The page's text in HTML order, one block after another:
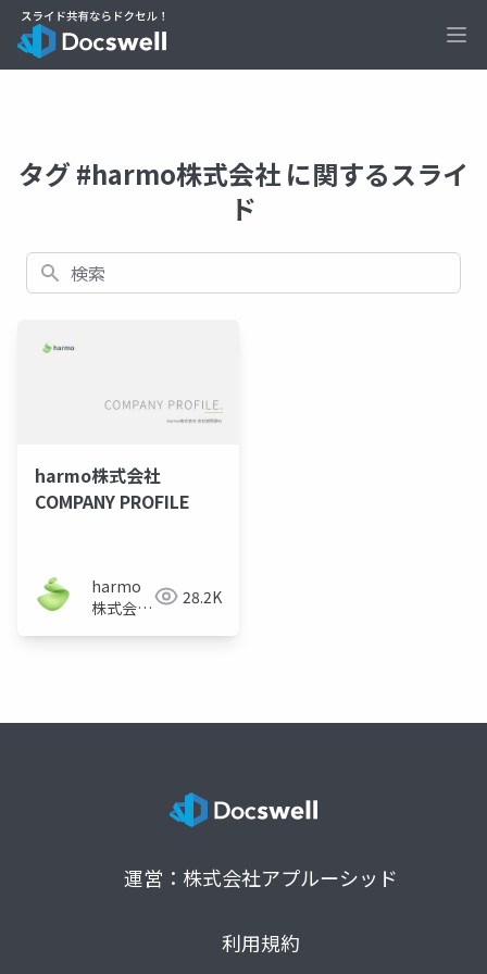
タグ #harmo株式会社 に関するスライ
ド
検索
harmo株式会社
COMPANY PROFILE
harmo
株式会社
28.2K
運営：株式会社アプルーシッド
利用規約